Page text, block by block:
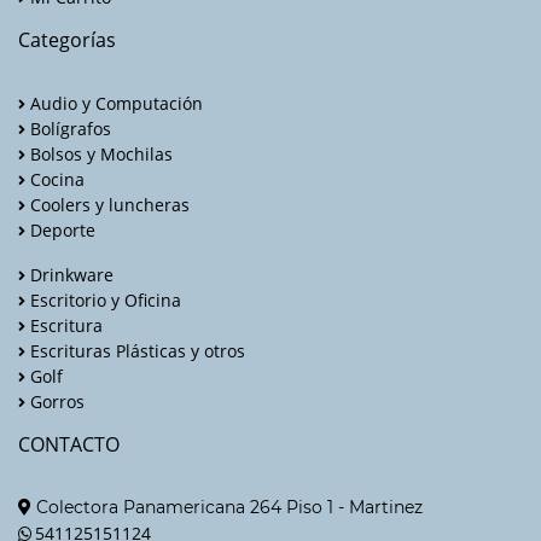
Categorías
Audio y Computación
Bolígrafos
Bolsos y Mochilas
Cocina
Coolers y luncheras
Deporte
Drinkware
Escritorio y Oficina
Escritura
Escrituras Plásticas y otros
Golf
Gorros
CONTACTO
Colectora Panamericana 264 Piso 1 - Martinez
541125151124